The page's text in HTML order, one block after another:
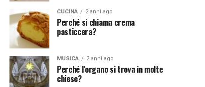
CUCINA 2 anni ago
Perché si chiama crema
pasticcera?
MUSICA 2 anni ago
Perché l’organo si trova in molte
chiese?